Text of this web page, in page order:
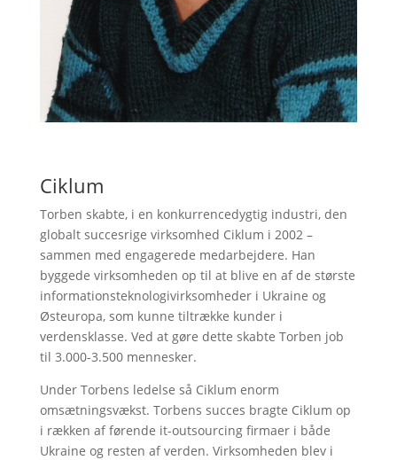
Ciklum
Torben skabte, i en konkurrencedygtig industri, den
globalt succesrige virksomhed Ciklum i 2002 –
sammen med engagerede medarbejdere. Han
byggede virksomheden op til at blive en af de største
informationsteknologivirksomheder i Ukraine og
Østeuropa, som kunne tiltrække kunder i
verdensklasse. Ved at gøre dette skabte Torben job
til 3.000-3.500 mennesker.
Under Torbens ledelse så Ciklum enorm
omsætningsvækst. Torbens succes bragte Ciklum op
i rækken af førende it-outsourcing firmaer i både
Ukraine og resten af verden. Virksomheden blev i